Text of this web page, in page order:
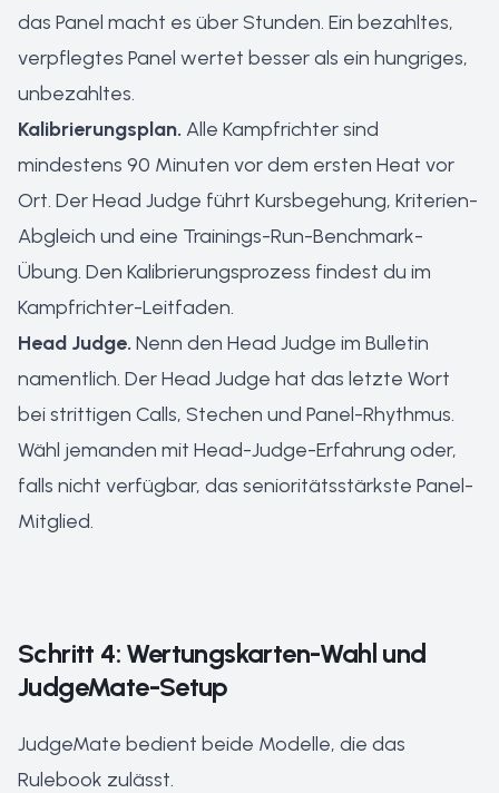
das Panel macht es über Stunden. Ein bezahltes,
verpflegtes Panel wertet besser als ein hungriges,
unbezahltes.
Kalibrierungsplan. Alle Kampfrichter sind
mindestens 90 Minuten vor dem ersten Heat vor
Ort. Der Head Judge führt Kursbegehung, Kriterien-
Abgleich und eine Trainings-Run-Benchmark-
Übung. Den Kalibrierungsprozess findest du im
Kampfrichter-Leitfaden.
Head Judge. Nenn den Head Judge im Bulletin
namentlich. Der Head Judge hat das letzte Wort
bei strittigen Calls, Stechen und Panel-Rhythmus.
Wähl jemanden mit Head-Judge-Erfahrung oder,
falls nicht verfügbar, das senioritätsstärkste Panel-
Mitglied.
Schritt 4: Wertungskarten-Wahl und
JudgeMate-Setup
JudgeMate bedient beide Modelle, die das
Rulebook zulässt.